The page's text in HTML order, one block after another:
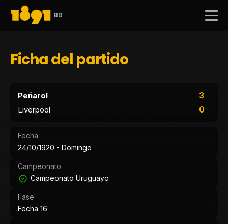
BD
Ficha del partido
Peñarol
3
0
Liverpool
Fecha
24/10/1920 - Domingo
Campeonato
Campeonato Uruguayo
Fase
Fecha 16